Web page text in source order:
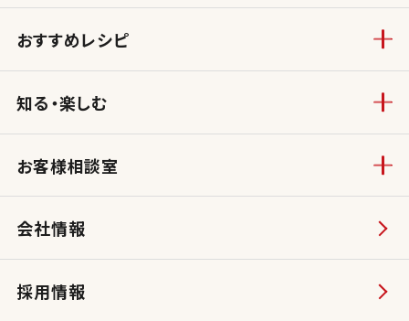
おすすめレシピ
知る・楽しむ
お客様相談室
会社情報
採用情報